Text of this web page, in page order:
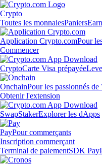
Crypto
Toutes les monnaiesPaniersEarn
Application Crypto.comPour
Commencer
CryptoCarte Visa prépayée
OnchainPour les passionnés de
Obtenir l'extension
SwapStakerExplorer les dApps
PayPour commerçants
Inscription commerçant
Terminal de paiementSDK Pay